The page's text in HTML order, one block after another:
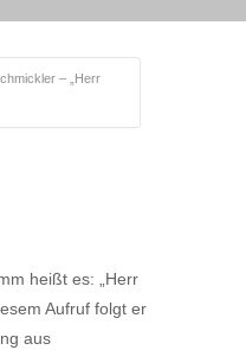
– „Herr
heißt es: „Herr
Aufruf folgt er
aus